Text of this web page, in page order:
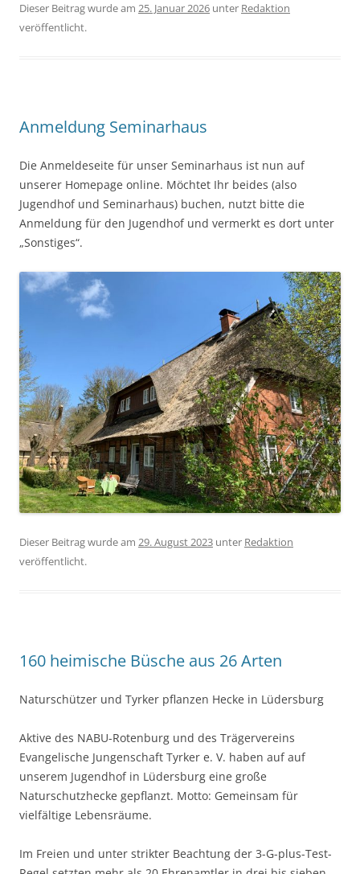
Dieser Beitrag wurde am 25. Januar 2026 unter Redaktion
veröffentlicht.
Anmeldung Seminarhaus
Die Anmeldeseite für unser Seminarhaus ist nun auf
unserer Homepage online. Möchtet Ihr beides (also
Jugendhof und Seminarhaus) buchen, nutzt bitte die
Anmeldung für den Jugendhof und vermerkt es dort unter
„Sonstiges“.
Dieser Beitrag wurde am 29. August 2023 unter Redaktion
veröffentlicht.
160 heimische Büsche aus 26 Arten
Naturschützer und Tyrker pflanzen Hecke in Lüdersburg
Aktive des NABU-Rotenburg und des Trägervereins
Evangelische Jungenschaft Tyrker e. V. haben auf auf
unserem Jugendhof in Lüdersburg eine große
Naturschutzhecke gepflanzt. Motto: Gemeinsam für
vielfältige Lebensräume.
Im Freien und unter strikter Beachtung der 3-G-plus-Test-